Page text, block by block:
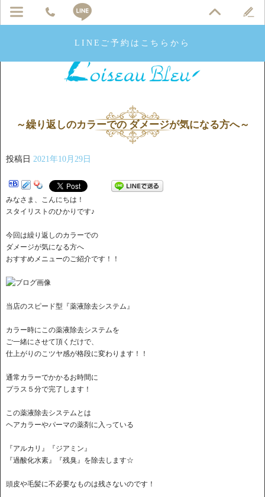
LINEご予約はこちらから
～繰り返しのカラーでの ダメージが気になる方へ～
投稿日 2021年10月29日
みなさま、こんにちは！
スタイリストのひかりです♪
今回は繰り返しのカラーでの
ダメージが気になる方へ
おすすめメニューのご紹介です！！
当店のスピード型『薬液除去システム』
カラー時にこの薬液除去システムを
ご一緒にさせて頂くだけで、
仕上がりのこツヤ感が格段に変わります！！
通常カラーでかかるお時間に
プラス５分で完了します！
この薬液除去システムとは
ヘアカラーやパーマの薬剤に入っている
『アルカリ』『ジアミン』
『過酸化水素』『残臭』を除去します☆
頭皮や毛髪に不必要なものは残さないのです！